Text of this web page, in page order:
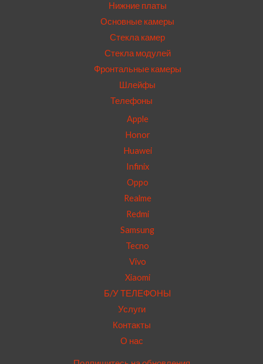
Нижние платы
Основные камеры
Стекла камер
Стекла модулей
Фронтальные камеры
Шлейфы
Телефоны
Apple
Honor
Huawei
Infinix
Oppo
Realme
Redmi
Samsung
Tecno
Vivo
Xiaomi
Б/У ТЕЛЕФОНЫ
Услуги
Контакты
О нас